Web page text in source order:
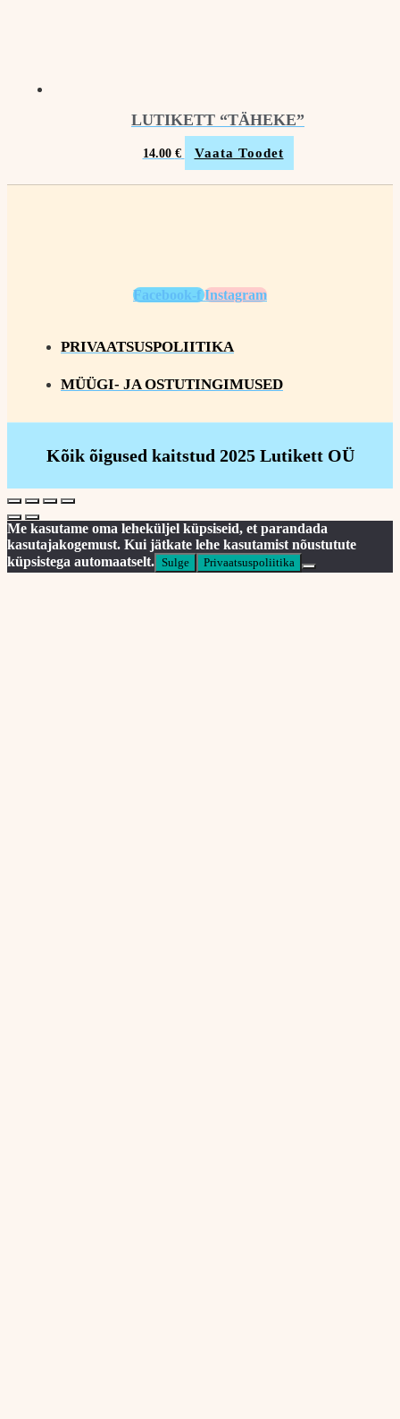
LUTIKETT “TÄHEKE”
14.00 € Vaata Toodet
Facebook-f Instagram
PRIVAATSUSPOLIITIKA
MÜÜGI- JA OSTUTINGIMUSED
Kõik õigused kaitstud 2025 Lutikett OÜ
Me kasutame oma leheküljel küpsiseid, et parandada
kasutajakogemust. Kui jätkate lehe kasutamist nõustutute
küpsistega automaatselt. Sulge Privaatsuspoliitika